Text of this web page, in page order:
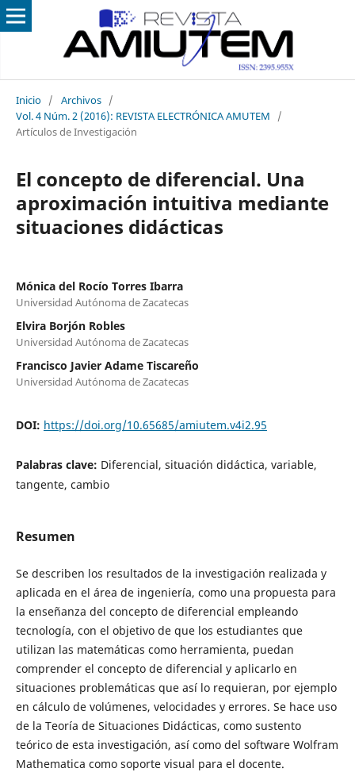
Inicio / Archivos /
Vol. 4 Núm. 2 (2016): REVISTA ELECTRÓNICA AMUTEM
/
Artículos de Investigación
El concepto de diferencial. Una
aproximación intuitiva mediante
situaciones didácticas
Mónica del Rocío Torres Ibarra
Universidad Autónoma de Zacatecas
Elvira Borjón Robles
Universidad Autónoma de Zacatecas
Francisco Javier Adame Tiscareño
Universidad Autónoma de Zacatecas
DOI: https://doi.org/10.65685/amiutem.v4i2.95
Palabras clave: Diferencial, situación didáctica, variable,
tangente, cambio
Resumen
Se describen los resultados de la investigación realizada y
aplicada en el área de ingeniería, como una propuesta para
la enseñanza del concepto de diferencial empleando
tecnología, con el objetivo de que los estudiantes que
utilizan las matemáticas como herramienta, puedan
comprender el concepto de diferencial y aplicarlo en
situaciones problemáticas que así lo requieran, por ejemplo
en cálculo de volúmenes, velocidades y errores. Se hace uso
de la Teoría de Situaciones Didácticas, como sustento
teórico de esta investigación, así como del software Wolfram
Mathematica como soporte visual para el docente.